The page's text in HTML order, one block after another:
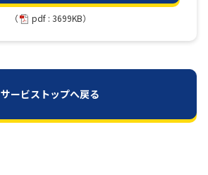
（ pdf : 3699KB）
サービストップへ戻る